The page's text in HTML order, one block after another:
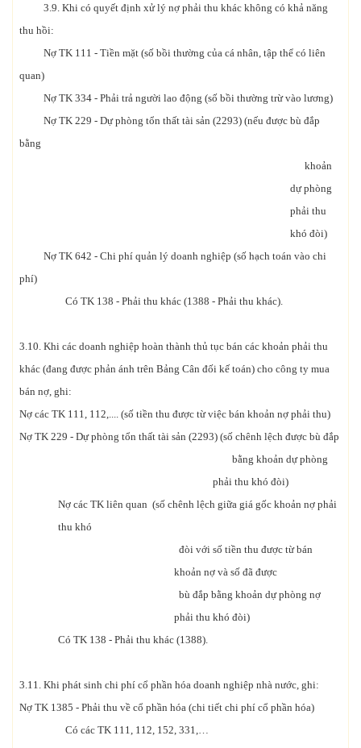
3.9. Khi có quyết định xử lý nợ phải thu khác không có khả năng
thu hồi:
Nợ TK 111 - Tiền mặt (số bồi thường của cá nhân, tập thể có liên
quan)
Nợ TK 334 - Phải trả người lao động (số bồi thường trừ vào lương)
Nợ TK 229 - Dự phòng tổn thất tài sản (2293) (nếu được bù đắp
bằng
khoản
dự phòng
phải thu
khó đòi)
Nợ TK 642 - Chi phí quản lý doanh nghiệp (số hạch toán vào chi
phí)
Có TK 138 - Phải thu khác (1388 - Phải thu khác).
3.10. Khi các doanh nghiệp hoàn thành thủ tục bán các khoản phải thu
khác (đang được phản ánh trên Bảng Cân đối kế toán) cho công ty mua
bán nợ, ghi:
Nợ các TK 111, 112,.... (số tiền thu được từ việc bán khoản nợ phải thu)
Nợ TK 229 - Dự phòng tổn thất tài sản (2293) (số chênh lệch được bù đắp
bằng khoản dự phòng
phải thu khó đòi)
Nợ các TK liên quan (số chênh lệch giữa giá gốc khoản nợ phải
thu khó
đòi với số tiền thu được từ bán
khoản nợ và số đã được
bù đắp bằng khoản dự phòng nợ
phải thu khó đòi)
Có TK 138 - Phải thu khác (1388).
3.11. Khi phát sinh chi phí cổ phần hóa doanh nghiệp nhà nước, ghi:
Nợ TK 1385 - Phải thu về cổ phần hóa (chi tiết chi phí cổ phần hóa)
Có các TK 111, 112, 152, 331,…